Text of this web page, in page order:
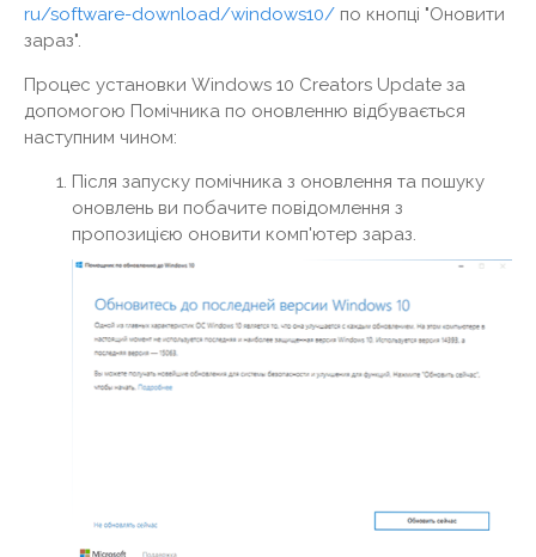
ru/software-download/windows10/ по кнопці "Оновити
зараз".
Процес установки Windows 10 Creators Update за
допомогою Помічника по оновленню відбувається
наступним чином:
Після запуску помічника з оновлення та пошуку
оновлень ви побачите повідомлення з
пропозицією оновити комп'ютер зараз.